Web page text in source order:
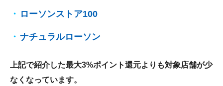
ローソンストア100
ナチュラルローソン
上記で紹介した最大3%ポイント還元よりも対象店舗が少
なくなっています。